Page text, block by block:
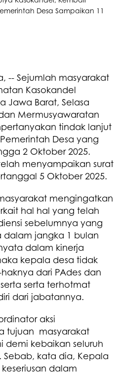
-- Sejumlah masyarakat
Kasokandel
Jawa Barat, Selasa
Mermusyawaratan
tindak lanjut
Desa yang
2 Oktober 2025.
menyampaikan surat
5 Oktober 2025.
mengingatkan
hal hal yang telah
sebelumnya yang
dalam jangka 1 bulan
dalam kinerja
kepala desa tidak
dari PAdes dan
serta terhotmat
dari jabatannya.
aksi
tujuan masyarakat
demi kebaikan seluruh
Sebab, kata dia, Kepala
dalam